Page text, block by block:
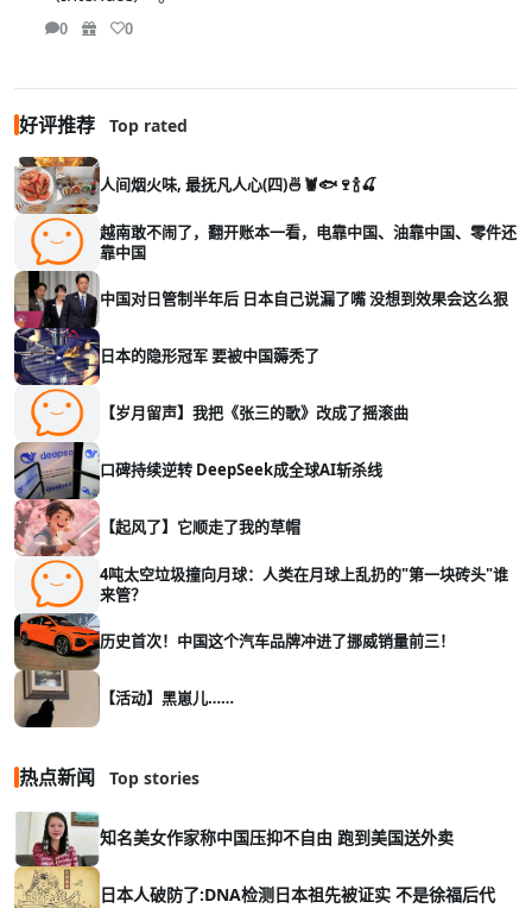
0 0
好评推荐 Top rated
人间烟火味, 最抚凡人心(四)🍜🦞🐟🍷🍾🍒
越南敢不闹了，翻开账本一看，电靠中国、油靠中国、零件还
靠中国
中国对日管制半年后 日本自己说漏了嘴 没想到效果会这么狠
日本的隐形冠军 要被中国薅秃了
【岁月留声】我把《张三的歌》改成了摇滚曲
口碑持续逆转 DeepSeek成全球AI斩杀线
【起风了】它顺走了我的草帽
4吨太空垃圾撞向月球：人类在月球上乱扔的"第一块砖头"谁
来管？
历史首次！中国这个汽车品牌冲进了挪威销量前三！
【活动】黑崽儿……
热点新闻 Top stories
知名美女作家称中国压抑不自由 跑到美国送外卖
日本人破防了:DNA检测日本祖先被证实 不是徐福后代